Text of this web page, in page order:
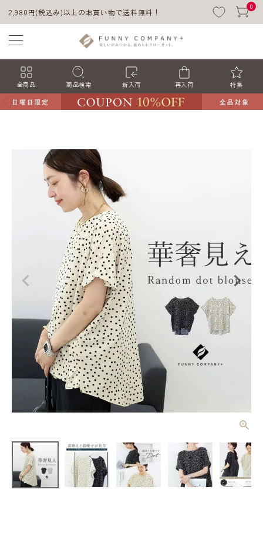
2,980円(税込み)以上のお買い物で送料無料！
0
全商品 商品検索 新入荷 再入荷 特集
ACCOUNT MENU
ようこそ ゲスト 様
会員登録
プリントデシ
ン華奢見えド
ットブラウス
可/ma1】
¥3,960(税込)
レディーストップス
レディースボトムス